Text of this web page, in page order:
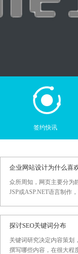
签约快讯
企业网站设计为什么喜
众所周知，网页主要分为
JSP或ASP.NET语言制作
探讨SEO关键词分布
关键词研究决定内容策划
撰写哪些内容，在很大程